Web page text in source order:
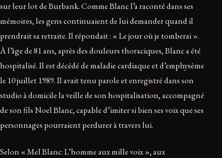
sur leur lot de Burbank. Comme Blanc l’a raconté dans ses
mémoires, les gens continuaient de lui demander quand il
prendrait sa retraite. Il répondait : « Le jour où je tomberai ».
À l’âge de 81 ans, après des douleurs thoraciques, Blanc a été
hospitalisé. Il est décédé de maladie cardiaque et d’emphysème
le 10 juillet 1989. Il avait tenu parole et enregistré dans son
studio à domicile la veille de son hospitalisation, accompagné
de son fils Noel Blanc, capable d’imiter si bien ses voix que ses
personnages pourraient perdurer à travers lui.
Selon « Mel Blanc: L’homme aux mille voix », aux